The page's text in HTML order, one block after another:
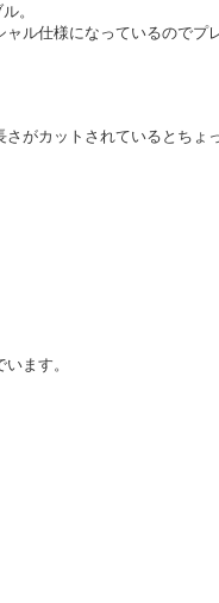
。
ル仕様になっているのでプ
がカットされているとちょ
ます。